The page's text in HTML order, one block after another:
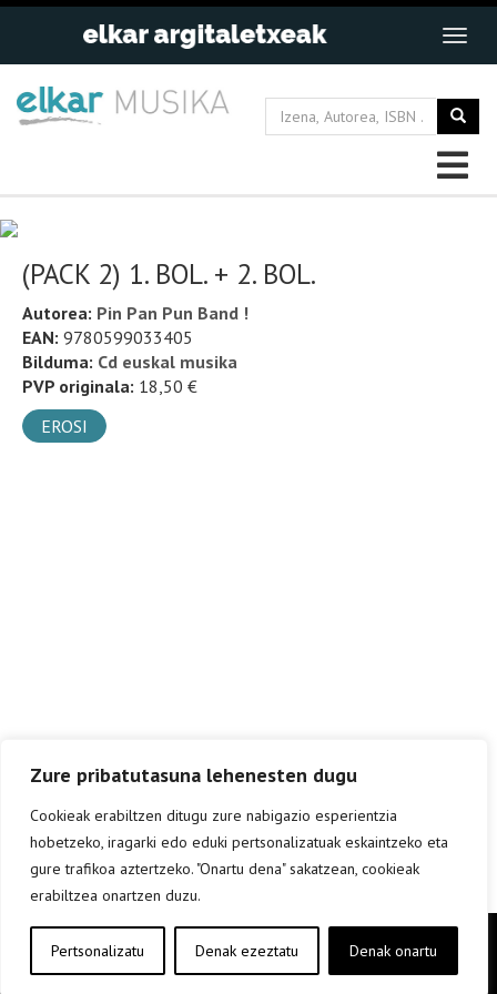
Zure pribatutasuna lehenesten dugu
Cookieak erabiltzen ditugu zure nabigazio esperientzia
hobetzeko, iragarki edo eduki pertsonalizatuak eskaintzeko eta
gure trafikoa aztertzeko. "Onartu dena" sakatzean, cookieak
erabiltzea onartzen duzu.
Pertsonalizatu Denak ezeztatu Denak onartu
(PACK 2) 1. BOL. + 2. BOL.
Autorea: Pin Pan Pun Band !
EAN: 9780599033405
Bilduma: Cd euskal musika
PVP originala: 18,50 €
EROSI
Copyright © elkar Argitaletxeak 2019
Lege oharra
Cookie politika